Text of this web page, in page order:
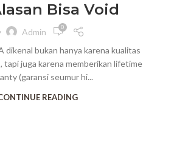
Bisa Void
Admin 0
dikenal bukan hanya karena kualitas
tapi juga karena memberikan lifetime
(garansi seumur hi...
READING